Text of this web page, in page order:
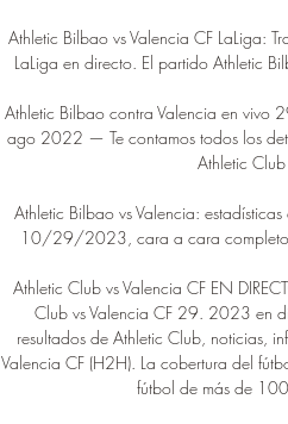
Athletic Bilbao vs Valencia CF LaLiga:
LaLiga en directo. El partido Athletic
Athletic Bilbao contra Valencia en
ago 2022 — Te contamos todos los
Athletic
Athletic Bilbao vs Valencia:
10/29/2023, cara a cara completo,
Athletic Club vs Valencia CF EN
Club vs Valencia CF 29. 2023 en
resultados de Athletic Club, noticias,
Valencia CF (H2H). La cobertura del
fútbol de más de